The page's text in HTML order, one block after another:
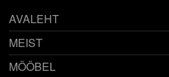
AVALEHT
MEIST
MÖÖBEL